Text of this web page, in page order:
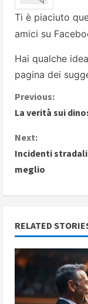
Ti è piaciuto
amici su
Hai qualche
pagina dei
C
n
t
i
n
u
e
R
Previous:
La verità sui
Next:
Incidenti
meglio
RELATED